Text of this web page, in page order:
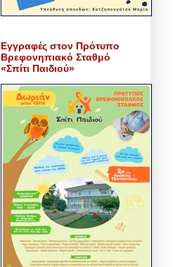
Εγγραφές στον Πρότυπο
Βρεφονηπιακό Σταθμό
«Σπίτι Παιδιού»